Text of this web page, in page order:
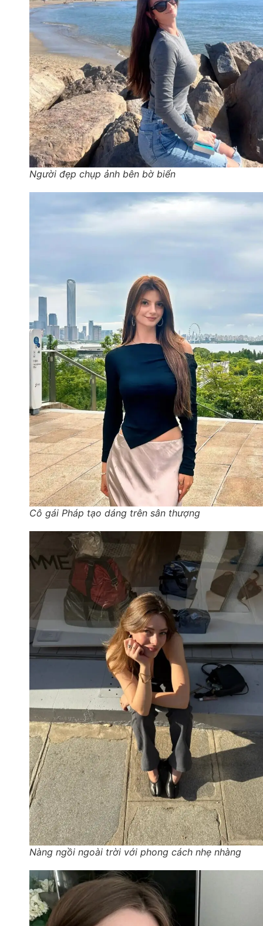
Người đẹp chụp ảnh bên bờ biển
Cô gái Pháp tạo dáng trên sân thượng
Nàng ngồi ngoài trời với phong cách nhẹ nhàng